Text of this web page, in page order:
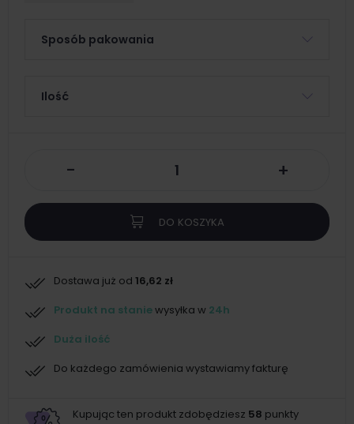
Sposób pakowania
Ilość
- +
DO KOSZYKA
Dostawa już od 16,62 zł
Produkt na staniewysyłka w 24h
Duża ilość
Do każdego zamówienia wystawiamy fakturę
Kupując ten produkt zdobędziesz 58 punkty